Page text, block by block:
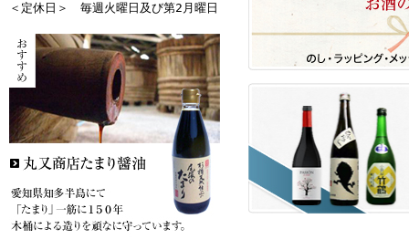
＜定休日＞ 毎週火曜日及び第2月曜日